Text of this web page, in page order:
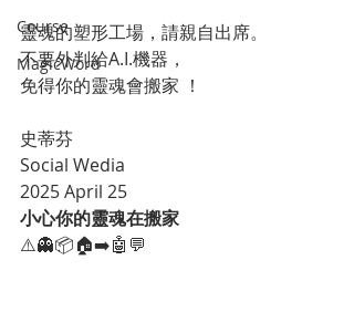
Course
MagicWord
靈魂的塑形工場，請親自出席。
不要外判給A.I.機器，
免得你的靈魂會搬家 ！
史蒂芬
Social Wedia
2025 April 25
小心你的靈魂在搬家
⚠️👻📦🏠➡️🤖💬